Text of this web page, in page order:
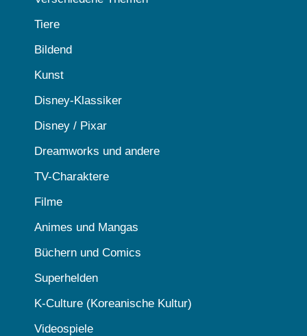
Tiere
Bildend
Kunst
Disney-Klassiker
Disney / Pixar
Dreamworks und andere
TV-Charaktere
Filme
Animes und Mangas
Büchern und Comics
Superhelden
K-Culture (Koreanische Kultur)
Videospiele